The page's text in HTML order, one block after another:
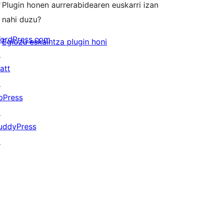
Plugin honen aurrerabidearen euskarri izan
nahi duzu?
Egiozu eskaintza plugin honi